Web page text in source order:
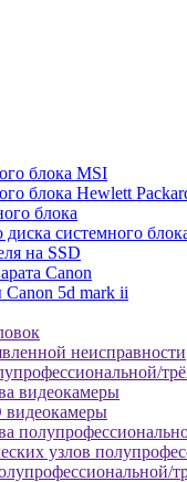
блока MSI
блока Hewlett
блока
диска системного
на SSD
Canon
5d mark ii
неисправности
видеокамеры
узлов